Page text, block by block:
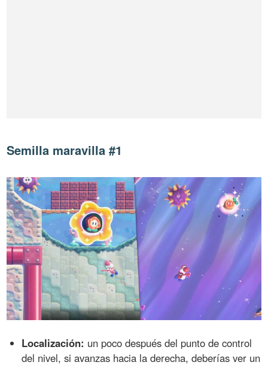
Semilla maravilla #1
Localización: un poco después del punto de control
del nivel, si avanzas hacia la derecha, deberías ver un